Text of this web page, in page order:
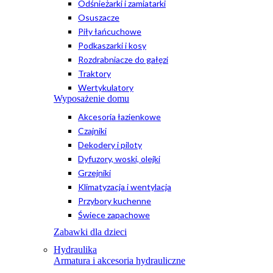
Odśnieżarki i zamiatarki
Osuszacze
Piły łańcuchowe
Podkaszarki i kosy
Rozdrabniacze do gałęzi
Traktory
Wertykulatory
Wyposażenie domu
Akcesoria łazienkowe
Czajniki
Dekodery i piloty
Dyfuzory, woski, olejki
Grzejniki
Klimatyzacja i wentylacja
Przybory kuchenne
Świece zapachowe
Zabawki dla dzieci
Hydraulika
Armatura i akcesoria hydrauliczne